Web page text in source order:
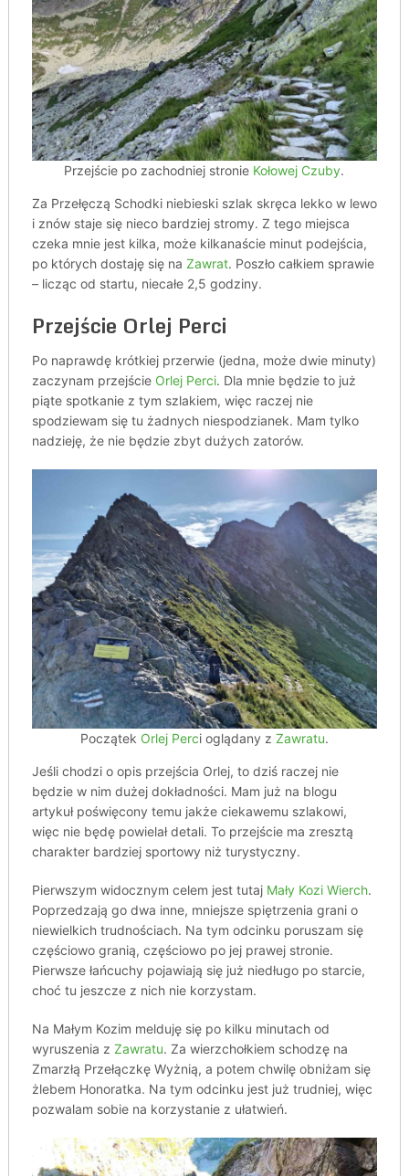
Przejście po zachodniej stronie Kołowej Czuby.
Za Przełęczą Schodki niebieski szlak skręca lekko w lewo
i znów staje się nieco bardziej stromy. Z tego miejsca
czeka mnie jest kilka, może kilkanaście minut podejścia,
po których dostaję się na Zawrat. Poszło całkiem sprawie
– licząc od startu, niecałe 2,5 godziny.
Przejście Orlej Perci
Po naprawdę krótkiej przerwie (jedna, może dwie minuty)
zaczynam przejście Orlej Perci. Dla mnie będzie to już
piąte spotkanie z tym szlakiem, więc raczej nie
spodziewam się tu żadnych niespodzianek. Mam tylko
nadzieję, że nie będzie zbyt dużych zatorów.
Początek Orlej Perci oglądany z Zawratu.
Jeśli chodzi o opis przejścia Orlej, to dziś raczej nie
będzie w nim dużej dokładności. Mam już na blogu
artykuł poświęcony temu jakże ciekawemu szlakowi,
więc nie będę powielał detali. To przejście ma zresztą
charakter bardziej sportowy niż turystyczny.
Pierwszym widocznym celem jest tutaj Mały Kozi Wierch.
Poprzedzają go dwa inne, mniejsze spiętrzenia grani o
niewielkich trudnościach. Na tym odcinku poruszam się
częściowo granią, częściowo po jej prawej stronie.
Pierwsze łańcuchy pojawiają się już niedługo po starcie,
choć tu jeszcze z nich nie korzystam.
Na Małym Kozim melduję się po kilku minutach od
wyruszenia z Zawratu. Za wierzchołkiem schodzę na
Zmarzłą Przełączkę Wyżnią, a potem chwilę obniżam się
żlebem Honoratka. Na tym odcinku jest już trudniej, więc
pozwalam sobie na korzystanie z ułatwień.